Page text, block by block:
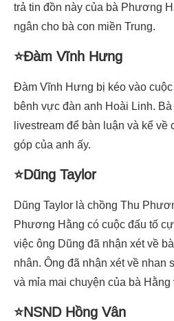
trả tin đồn này của bà Phương
ngân cho bà con miền Trung.
⭐Đàm Vĩnh Hưng
Đàm Vĩnh Hưng bị kéo vào
bênh vực đàn anh Hoài Linh.
livestream để bàn luận và kể về
góp của anh ấy.
⭐Dũng Taylor
Dũng Taylor là chồng Thu
Phương Hằng có cuộc đấu tố
việc ông Dũng đã nhận xét về
nhân. Ông đã nhận xét về nhan
và mỉa mai chuyện của bà
⭐NSND Hồng Vân